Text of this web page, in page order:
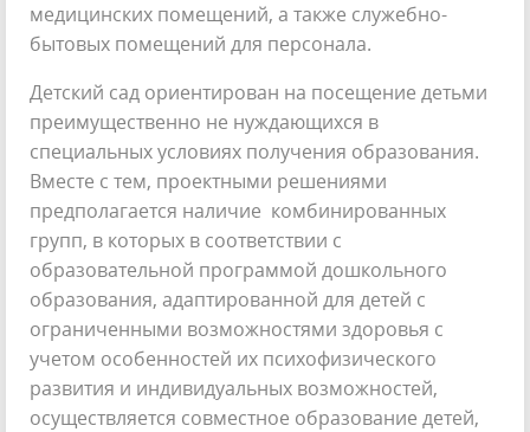
медицинских помещений, а также служебно-
бытовых помещений для персонала.
Детский сад ориентирован на посещение детьми
преимущественно не нуждающихся в
специальных условиях получения образования.
Вместе с тем, проектными решениями
предполагается наличие комбинированных
групп, в которых в соответствии с
образовательной программой дошкольного
образования, адаптированной для детей с
ограниченными возможностями здоровья с
учетом особенностей их психофизического
развития и индивидуальных возможностей,
осуществляется совместное образование детей,